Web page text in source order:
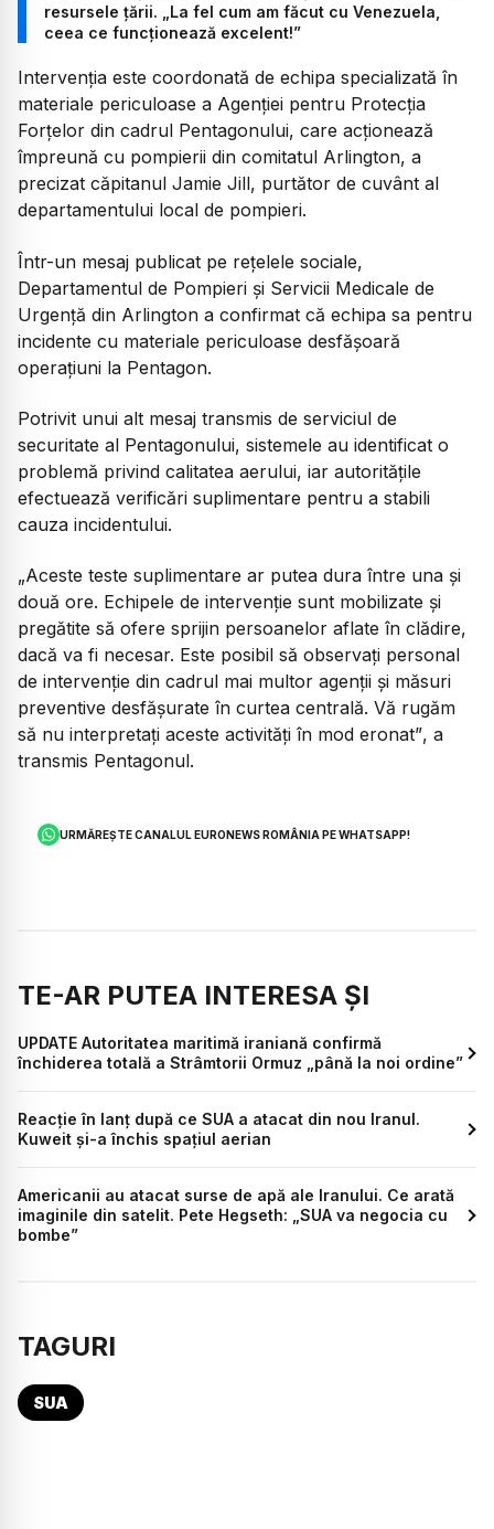
resursele țării. „La fel cum am făcut cu Venezuela,
ceea ce funcționează excelent!”
Intervenția este coordonată de echipa specializată în
materiale periculoase a Agenției pentru Protecția
Forțelor din cadrul Pentagonului, care acționează
împreună cu pompierii din comitatul Arlington, a
precizat căpitanul Jamie Jill, purtător de cuvânt al
departamentului local de pompieri.
Într-un mesaj publicat pe rețelele sociale,
Departamentul de Pompieri și Servicii Medicale de
Urgență din Arlington a confirmat că echipa sa pentru
incidente cu materiale periculoase desfășoară
operațiuni la Pentagon.
Potrivit unui alt mesaj transmis de serviciul de
securitate al Pentagonului, sistemele au identificat o
problemă privind calitatea aerului, iar autoritățile
efectuează verificări suplimentare pentru a stabili
cauza incidentului.
„Aceste teste suplimentare ar putea dura între una și
două ore. Echipele de intervenție sunt mobilizate și
pregătite să ofere sprijin persoanelor aflate în clădire,
dacă va fi necesar. Este posibil să observați personal
de intervenție din cadrul mai multor agenții și măsuri
preventive desfășurate în curtea centrală. Vă rugăm
să nu interpretați aceste activități în mod eronat”, a
transmis Pentagonul.
URMĂREȘTE CANALUL EURONEWS ROMÂNIA PE WHATSAPP!
TE-AR PUTEA INTERESA ȘI
UPDATE Autoritatea maritimă iraniană confirmă
închiderea totală a Strâmtorii Ormuz „până la noi ordine”
Reacție în lanț după ce SUA a atacat din nou Iranul.
Kuweit și-a închis spațiul aerian
Americanii au atacat surse de apă ale Iranului. Ce arată
imaginile din satelit. Pete Hegseth: „SUA va negocia cu
bombe”
TAGURI
SUA